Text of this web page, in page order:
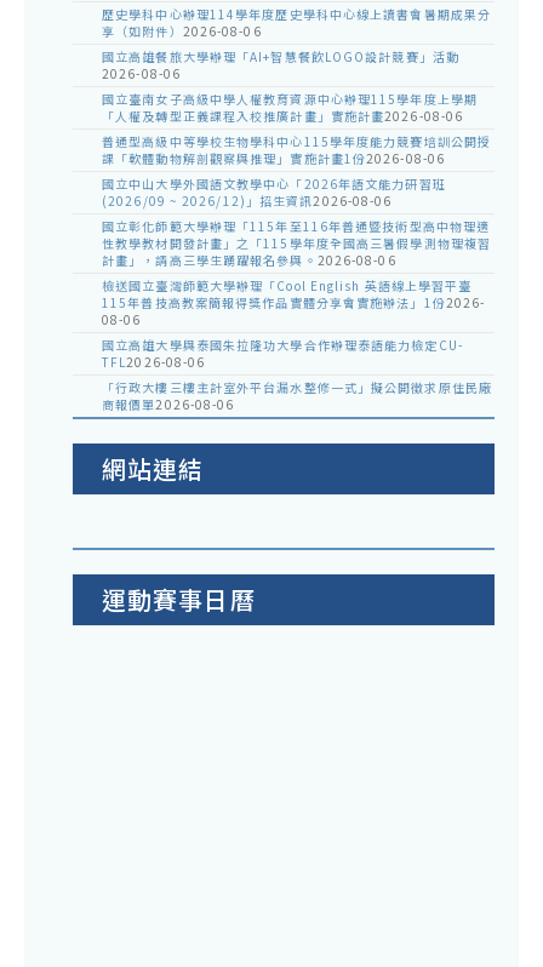
歷史學科中心辦理114學年度歷史學科中心線上讀書會暑期成果分
享（如附件） 2026-08-06
國立高雄餐旅大學辦理「AI+智慧餐飲LOGO設計競賽」活動
2026-08-06
國立臺南女子高級中學人權教育資源中心辦理115學年度上學期
「人權及轉型正義課程入校推廣計畫」實施計畫2026-08-06
普通型高級中等學校生物學科中心115學年度能力競賽培訓公開授
課「軟體動物解剖觀察與推理」實施計畫1份2026-08-06
國立中山大學外國語文教學中心「2026年語文能力研習班
(2026/09 ~ 2026/12)」招生資訊2026-08-06
國立彰化師範大學辦理「115年至116年普通暨技術型高中物理適
性教學教材開發計畫」之「115學年度全國高三暑假學測物理複習
計畫」，請高三學生踴躍報名參與。 2026-08-06
檢送國立臺灣師範大學辦理「Cool English 英語線上學習平臺
115年普技高教案簡報得獎作品實體分享會實施辦法」1份2026-
08-06
國立高雄大學與泰國朱拉隆功大學合作辦理泰語能力檢定CU-
TFL2026-08-06
「行政大樓三樓主計室外平台漏水整修一式」擬公開徵求原住民廠
商報價單2026-08-06
網站連結
運動賽事日曆